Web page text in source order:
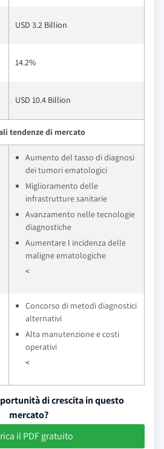
USD 3.2 Billion
14.2%
USD 10.4 Billion
tendenze di mercato
Aumento del tasso di diagnosi
dei tumori ematologici
Miglioramento delle
infrastrutture sanitarie
Avanzamento nelle tecnologie
diagnostiche
Aumentare l incidenza delle
maligne ematologiche
<
Concorso di metodi diagnostici
alternativi
Alta manutenzione e costi
operativi
<
di crescita in questo
mercato?
il PDF gratuito